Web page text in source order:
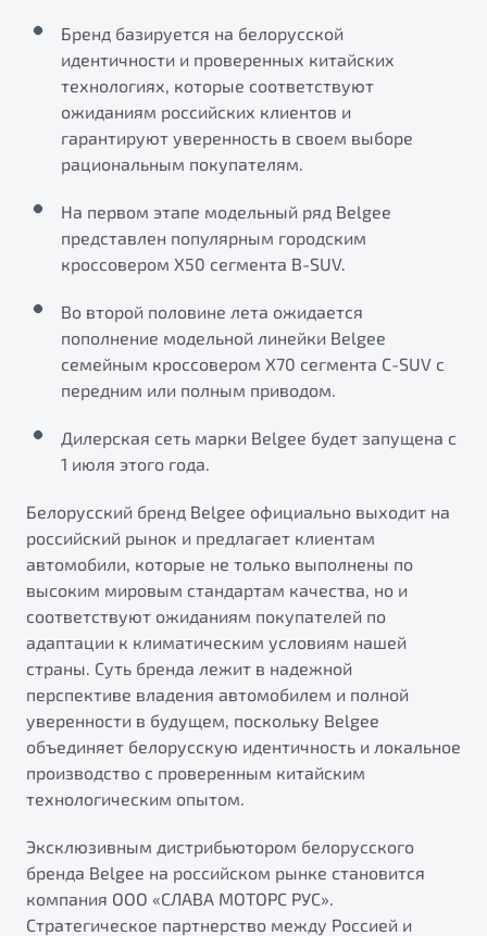
S50
Элегантный и практичный седан
от 1 699 990 ₽*
Обзор В наличии
X70
Универсальный кроссовер
от 2 499 990 ₽*
Обзор В наличии
Узнайте о специальных выгодах при покупке
Подробно
Автомобили в наличии
Тест-драйв
Автокредит
Спецпредложения
Реферальная программа
Клиентская поддержка
"Помощь на дорогах"
Запись на сервис
Калькулятор ТО
Клиентская поддержка
Бренд базируется на белорусской
идентичности и проверенных китайских
технологиях, которые соответствуют
ожиданиям российских клиентов и
гарантируют уверенность в своем выборе
рациональным покупателям.
На первом этапе модельный ряд Belgee
представлен популярным городским
кроссовером Х50 сегмента B-SUV.
Во второй половине лета ожидается
пополнение модельной линейки Belgee
семейным кроссовером Х70 сегмента C-SUV с
передним или полным приводом.
Дилерская сеть марки Belgee будет запущена с
1 июля этого года.
Белорусский бренд Belgee официально выходит на
российский рынок и предлагает клиентам
автомобили, которые не только выполнены по
высоким мировым стандартам качества, но и
соответствуют ожиданиям покупателей по
адаптации к климатическим условиям нашей
страны. Суть бренда лежит в надежной
перспективе владения автомобилем и полной
уверенности в будущем, поскольку Belgee
объединяет белорусскую идентичность и локальное
производство с проверенным китайским
технологическим опытом.
Эксклюзивным дистрибьютором белорусского
бренда Belgee на российском рынке становится
компания ООО «СЛАВА МОТОРС РУС».
Стратегическое партнерство между Россией и